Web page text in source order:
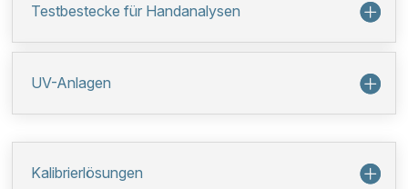
Testbestecke für Handanalysen
UV-Anlagen
Kalibrierlösungen